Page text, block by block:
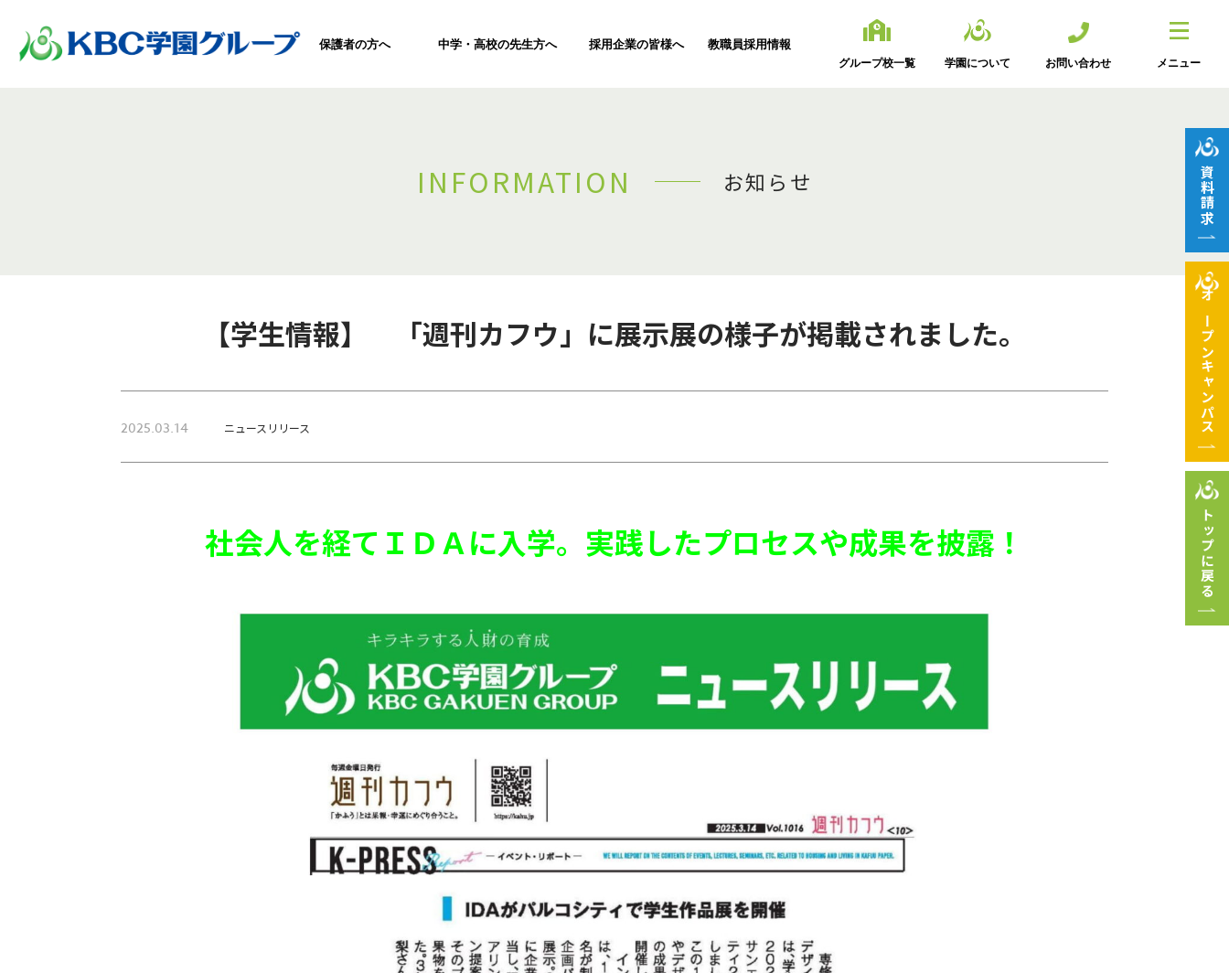
保護者の方へ 中学・高校の先生方へ 採用企業の皆様へ 教職員採用情報
グループ校一覧 学園について お問い合わせ メニュー
INFORMATION お知らせ
【学生情報】 「週刊カフウ」に展示展の様子が掲載されました。
2025.03.14 ニュースリリース
社会人を経てＩＤＡに入学。実践したプロセスや成果を披露！
資料請求
オープン
キャンパス
トップに戻る